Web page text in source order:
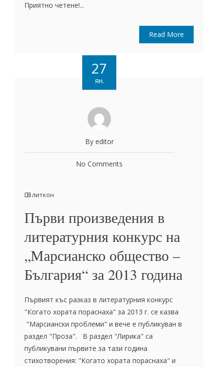
Приятно четене!...
Read More
27
ян.
By editor
No Comments
литкон
Първи произведения в
литературния конкурс на
„Марсианско общество –
България“ за 2013 година
Първият къс разказ в литературния конкурс
"Когато хората пораснаха" за 2013 г. се казва
"Марсиански проблеми" и вече е публикуван в
раздел "Проза". В раздел "Лирика" са
публикувани първите за тази година
стихотворения: "Когато хората пораснаха" и